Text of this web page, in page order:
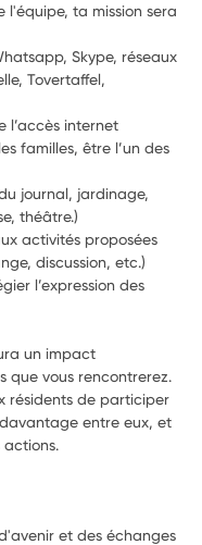
l'équipe, ta mission sera
Skype, réseaux
Tovertaffel,
l’accès internet
familles, être l’un des
journal, jardinage,
l’expression des
un impact
que vous rencontrerez.
résidents de participer
entre eux, et
actions.
et des échanges